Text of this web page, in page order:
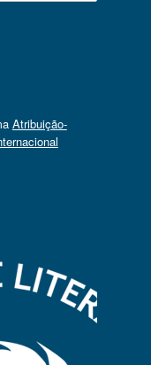
Atribuição-